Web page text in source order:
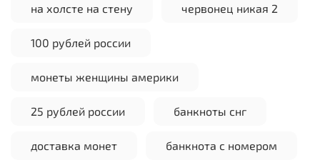
на холсте на стену червонец никая 2
100 рублей россии
монеты женщины америки
25 рублей россии банкноты снг
доставка монет банкнота с номером